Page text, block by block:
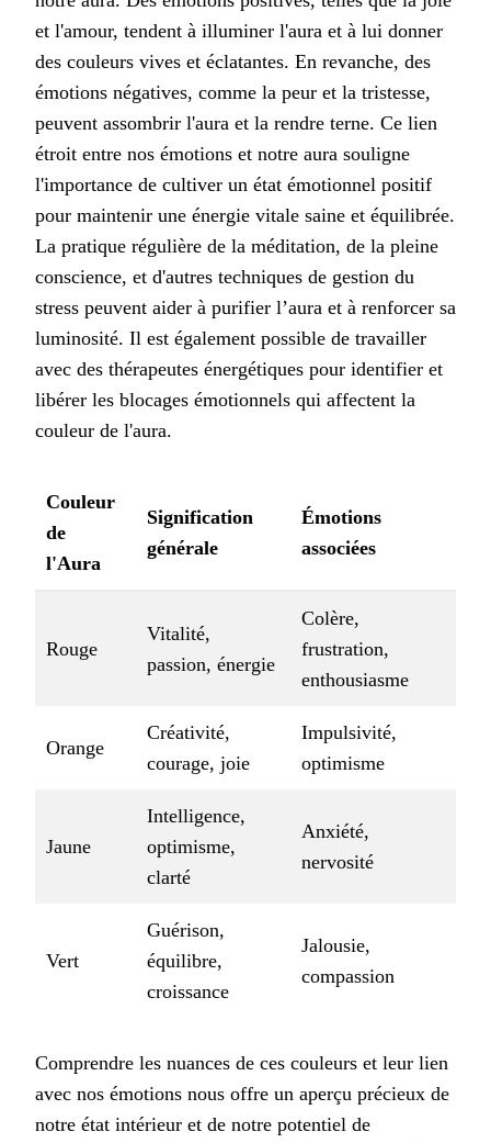
et l'amour, tendent à illuminer l'aura et à lui donner
des couleurs vives et éclatantes. En revanche, des
émotions négatives, comme la peur et la tristesse,
peuvent assombrir l'aura et la rendre terne. Ce lien
étroit entre nos émotions et notre aura souligne
l'importance de cultiver un état émotionnel positif
pour maintenir une énergie vitale saine et équilibrée.
La pratique régulière de la méditation, de la pleine
conscience, et d'autres techniques de gestion du
stress peuvent aider à purifier l’aura et à renforcer sa
luminosité. Il est également possible de travailler
avec des thérapeutes énergétiques pour identifier et
libérer les blocages émotionnels qui affectent la
couleur de l'aura.
Couleur
de
l'Aura
Signification
générale
Émotions
associées
Rouge
Vitalité,
passion, énergie
Colère,
frustration,
enthousiasme
Orange
Créativité,
courage, joie
Impulsivité,
optimisme
Jaune
Intelligence,
optimisme,
clarté
Anxiété,
nervosité
Vert
Guérison,
équilibre,
croissance
Jalousie,
compassion
Comprendre les nuances de ces couleurs et leur lien
avec nos émotions nous offre un aperçu précieux de
notre état intérieur et de notre potentiel de